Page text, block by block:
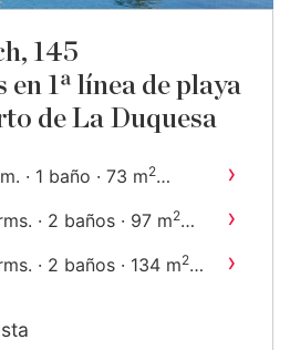
145
1ª línea de playa
de La Duquesa
· 1 baño · 73 m2 ›
· 2 baños · 97 m2 ›
· 2 baños · 134 m2 ›